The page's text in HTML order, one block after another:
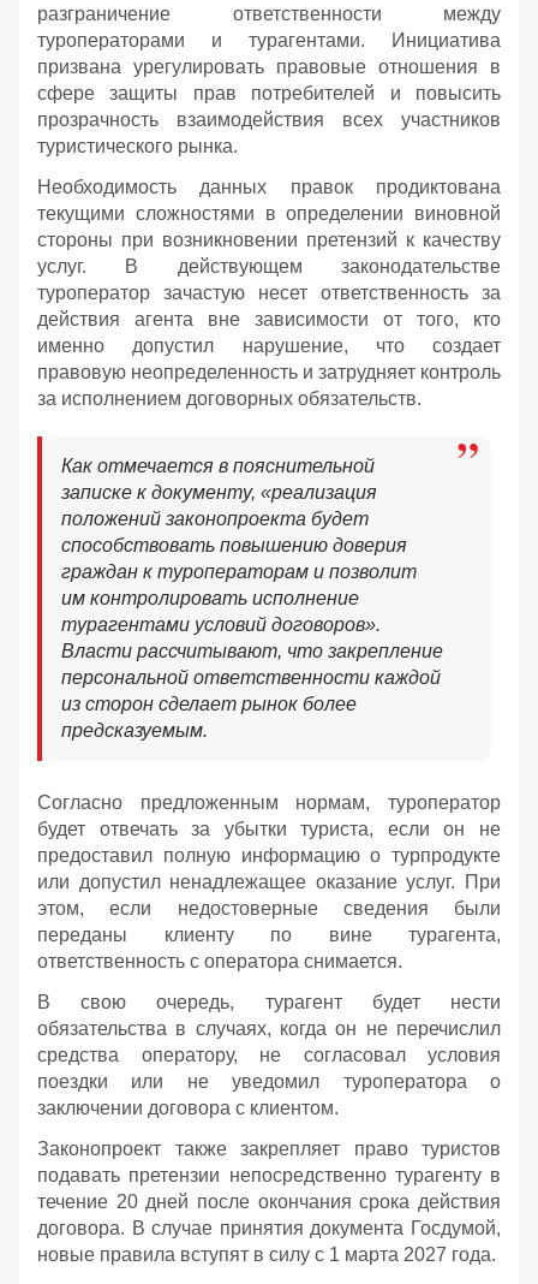
разграничение ответственности между
туроператорами и турагентами. Инициатива
призвана урегулировать правовые отношения в
сфере защиты прав потребителей и повысить
прозрачность взаимодействия всех участников
туристического рынка.
Необходимость данных правок продиктована
текущими сложностями в определении виновной
стороны при возникновении претензий к качеству
услуг. В действующем законодательстве
туроператор зачастую несет ответственность за
действия агента вне зависимости от того, кто
именно допустил нарушение, что создает
правовую неопределенность и затрудняет контроль
за исполнением договорных обязательств.
Как отмечается в пояснительной
записке к документу, «реализация
положений законопроекта будет
способствовать повышению доверия
граждан к туроператорам и позволит
им контролировать исполнение
турагентами условий договоров».
Власти рассчитывают, что закрепление
персональной ответственности каждой
из сторон сделает рынок более
предсказуемым.
Согласно предложенным нормам, туроператор
будет отвечать за убытки туриста, если он не
предоставил полную информацию о турпродукте
или допустил ненадлежащее оказание услуг. При
этом, если недостоверные сведения были
переданы клиенту по вине турагента,
ответственность с оператора снимается.
В свою очередь, турагент будет нести
обязательства в случаях, когда он не перечислил
средства оператору, не согласовал условия
поездки или не уведомил туроператора о
заключении договора с клиентом.
Законопроект также закрепляет право туристов
подавать претензии непосредственно турагенту в
течение 20 дней после окончания срока действия
договора. В случае принятия документа Госдумой,
новые правила вступят в силу с 1 марта 2027 года.